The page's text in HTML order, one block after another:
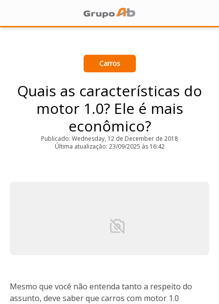
Carros
Quais as características do
motor 1.0? Ele é mais
econômico?
Publicado: Wednesday, 12 de December de 2018
Última atualização: 23/09/2025 às 16:42
Mesmo que você não entenda tanto a respeito do
assunto, deve saber que carros com motor 1.0